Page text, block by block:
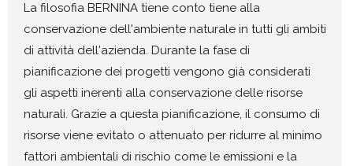
La filosofia BERNINA tiene conto tiene alla
conservazione dell'ambiente naturale in tutti gli ambiti
di attività dell'azienda. Durante la fase di
pianificazione dei progetti vengono già considerati
gli aspetti inerenti alla conservazione delle risorse
naturali. Grazie a questa pianificazione, il consumo di
risorse viene evitato o attenuato per ridurre al minimo
fattori ambientali di rischio come le emissioni e la